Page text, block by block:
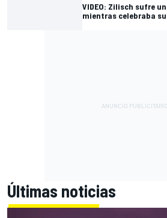
VIDEO: Zilisch sufre
mientras celebraba
Últimas noticias